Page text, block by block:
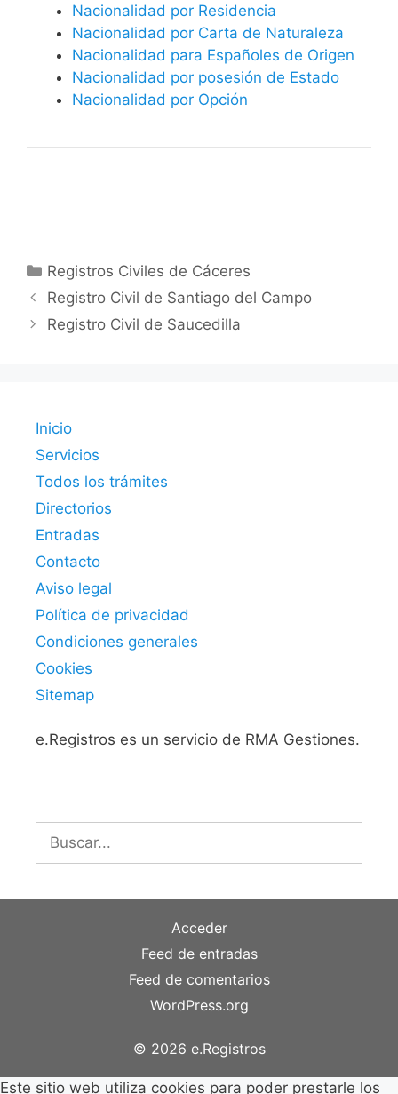
Nacionalidad por Residencia
Nacionalidad por Carta de Naturaleza
Nacionalidad para Españoles de Origen
Nacionalidad por posesión de Estado
Nacionalidad por Opción
Categorías
Registros Civiles de Cáceres
Registro Civil de Santiago del Campo
Registro Civil de Saucedilla
Inicio
Servicios
Todos los trámites
Directorios
Entradas
Contacto
Aviso legal
Política de privacidad
Condiciones generales
Cookies
Sitemap
e.Registros es un servicio de RMA Gestiones.
Buscar:
Acceder
Feed de entradas
Feed de comentarios
WordPress.org
© 2026 e.Registros
Este sitio web utiliza cookies para poder prestarle los